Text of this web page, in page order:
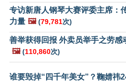
专访新唐人钢琴大赛评委主席：
力量 🖼️ (79,781次)
善举获得回报 外卖员举手之劳感
🖼️ (110,860次)
谁要毁掉“四千年美女”？鞠婧祎